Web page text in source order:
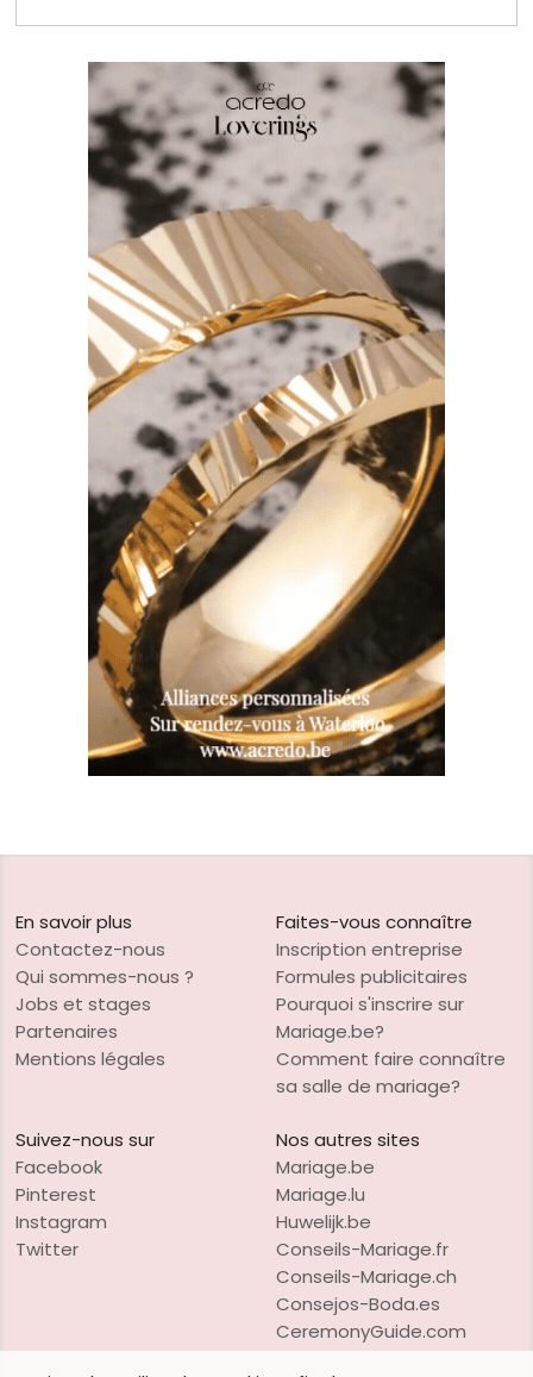
En savoir plus
Contactez-nous
Qui sommes-nous ?
Jobs et stages
Partenaires
Mentions légales
Faites-vous connaître
Inscription entreprise
Formules publicitaires
Pourquoi s'inscrire sur
Mariage.be?
Comment faire connaître
sa salle de mariage?
Suivez-nous sur
Facebook
Pinterest
Instagram
Twitter
Nos autres sites
Mariage.be
Mariage.lu
Huwelijk.be
Conseils-Mariage.fr
Conseils-Mariage.ch
Consejos-Boda.es
CeremonyGuide.com